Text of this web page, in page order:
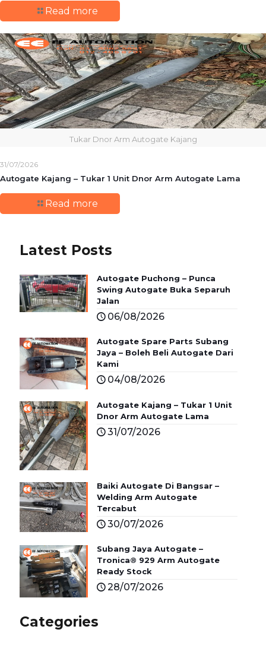
Read more
Tukar Dnor Arm Autogate Kajang
31/07/2026
Autogate Kajang – Tukar 1 Unit Dnor Arm Autogate Lama
Read more
Latest Posts
Autogate Puchong – Punca
Swing Autogate Buka Separuh
Jalan
06/08/2026
Autogate Spare Parts Subang
Jaya – Boleh Beli Autogate Dari
Kami
04/08/2026
Autogate Kajang – Tukar 1 Unit
Dnor Arm Autogate Lama
31/07/2026
Baiki Autogate Di Bangsar –
Welding Arm Autogate
Tercabut
30/07/2026
Subang Jaya Autogate –
Tronica® 929 Arm Autogate
Ready Stock
28/07/2026
Categories